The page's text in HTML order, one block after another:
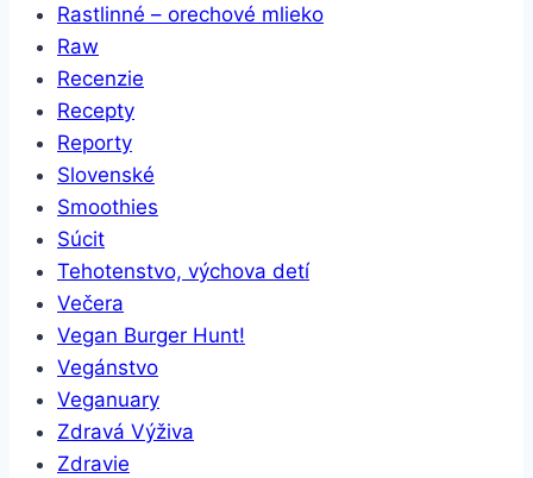
Rastlinné – orechové mlieko
Raw
Recenzie
Recepty
Reporty
Slovenské
Smoothies
Súcit
Tehotenstvo, výchova detí
Večera
Vegan Burger Hunt!
Vegánstvo
Veganuary
Zdravá Výživa
Zdravie